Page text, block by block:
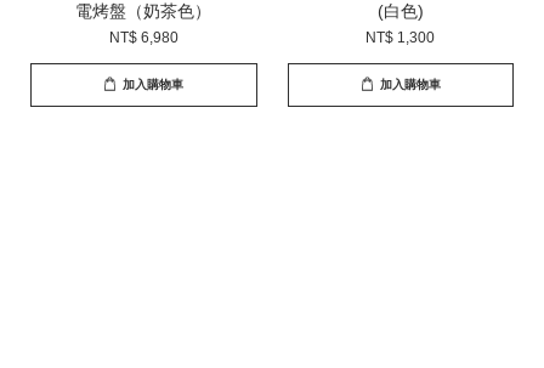
電烤盤（奶茶色）
NT$ 6,980
加入購物車
(白色)
NT$ 1,300
加入購物車